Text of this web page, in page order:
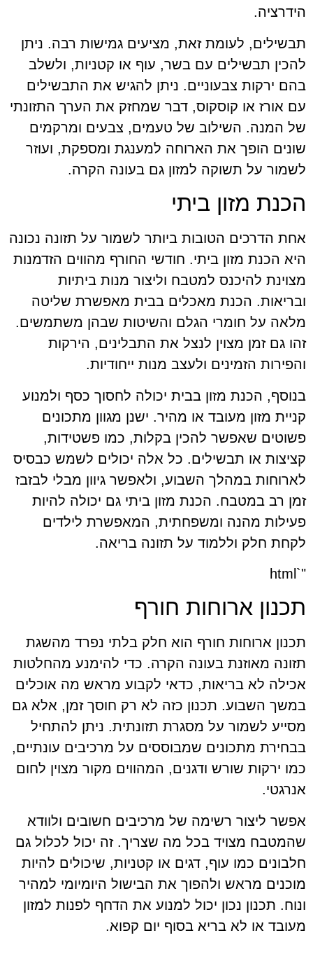
הידרציה.
תבשילים, לעומת זאת, מציעים גמישות רבה. ניתן
להכין תבשילים עם בשר, עוף או קטניות, ולשלב
בהם ירקות צבעוניים. ניתן להגיש את התבשילים
עם אורז או קוסקוס, דבר שמחזק את הערך התזונתי
של המנה. השילוב של טעמים, צבעים ומרקמים
שונים הופך את הארוחה למענגת ומספקת, ועוזר
לשמור על תשוקה למזון גם בעונה הקרה.
הכנת מזון ביתי
אחת הדרכים הטובות ביותר לשמור על תזונה נכונה
היא הכנת מזון ביתי. חודשי החורף מהווים הזדמנות
מצוינת להיכנס למטבח וליצור מנות ביתיות
ובריאות. הכנת מאכלים בבית מאפשרת שליטה
מלאה על חומרי הגלם והשיטות שבהן משתמשים.
זהו גם זמן מצוין לנצל את התבלינים, הירקות
והפירות הזמינים ולעצב מנות ייחודיות.
בנוסף, הכנת מזון בבית יכולה לחסוך כסף ולמנוע
קניית מזון מעובד או מהיר. ישנן מגוון מתכונים
פשוטים שאפשר להכין בקלות, כמו פשטידות,
קציצות או תבשילים. כל אלה יכולים לשמש כבסיס
לארוחות במהלך השבוע, ולאפשר גיוון מבלי לבזבז
זמן רב במטבח. הכנת מזון ביתי גם יכולה להיות
פעילות מהנה ומשפחתית, המאפשרת לילדים
לקחת חלק וללמוד על תזונה בריאה.
"`html
תכנון ארוחות חורף
תכנון ארוחות חורף הוא חלק בלתי נפרד מהשגת
תזונה מאוזנת בעונה הקרה. כדי להימנע מהחלטות
אכילה לא בריאות, כדאי לקבוע מראש מה אוכלים
במשך השבוע. תכנון כזה לא רק חוסך זמן, אלא גם
מסייע לשמור על מסגרת תזונתית. ניתן להתחיל
בבחירת מתכונים שמבוססים על מרכיבים עונתיים,
כמו ירקות שורש ודגנים, המהווים מקור מצוין לחום
אנרגטי.
אפשר ליצור רשימה של מרכיבים חשובים ולוודא
שהמטבח מצויד בכל מה שצריך. זה יכול לכלול גם
חלבונים כמו עוף, דגים או קטניות, שיכולים להיות
מוכנים מראש ולהפוך את הבישול היומיומי למהיר
ונוח. תכנון נכון יכול למנוע את הדחף לפנות למזון
מעובד או לא בריא בסוף יום קפוא.